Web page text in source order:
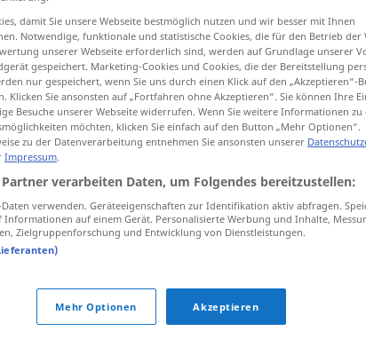
damit Sie unsere Webseite bestmöglich nutzen und wir besser mit Ihnen
Notwendige, funktionale und statistische Cookies, die für den Betrieb der
unserer Webseite erforderlich sind, werden auf Grundlage unserer
gespeichert. Marketing-Cookies und Cookies, die der Bereitstellung
nur gespeichert, wenn Sie uns durch einen Klick auf den „Akzeptieren“-
Klicken Sie ansonsten auf „Fortfahren ohne Akzeptieren“. Sie können Ihre
Besuche unserer Webseite widerrufen. Wenn Sie weitere Informationen zu
möchten, klicken Sie einfach auf den Button „Mehr Optionen“.
zu der Datenverarbeitung entnehmen Sie ansonsten unserer
Impressum.
verarbeiten Daten, um Folgendes bereitzustellen:
verwenden. Geräteeigenschaften zur Identifikation aktiv abfragen.
auf einem Gerät. Personalisierte Werbung und Inhalte,
Zielgruppenforschung und Entwicklung von Dienstleistungen.
Mehr Optionen Akzeptieren